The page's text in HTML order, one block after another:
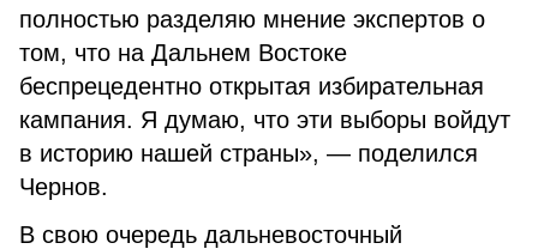
полностью разделяю мнение экспертов о
том, что на Дальнем Востоке
беспрецедентно открытая избирательная
кампания. Я думаю, что эти выборы войдут
в историю нашей страны», — поделился
Чернов.
В свою очередь дальневосточный